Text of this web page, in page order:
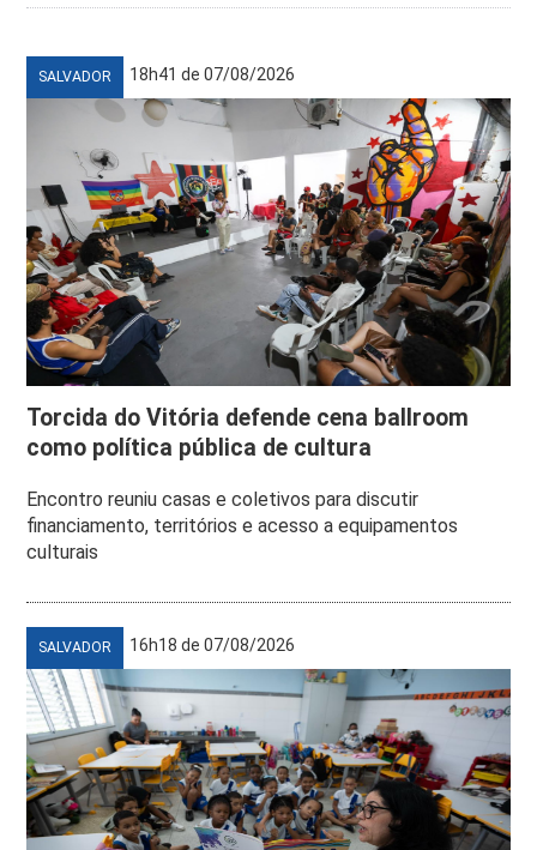
SALVADOR 18h41 de 07/08/2026
Torcida do Vitória defende cena ballroom
como política pública de cultura
Encontro reuniu casas e coletivos para discutir
financiamento, territórios e acesso a equipamentos
culturais
SALVADOR 16h18 de 07/08/2026